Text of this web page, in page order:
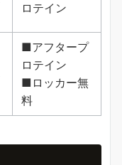
ロテイン
■アフタープ
ロテイン
■ロッカー無
料